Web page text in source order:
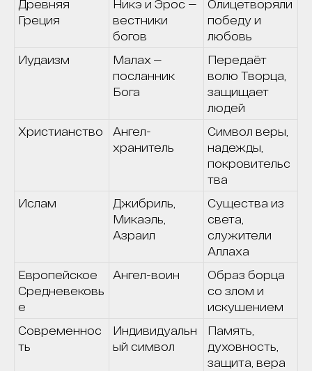
Древняя
Греция
Никэ и Эрос —
вестники
богов
Олицетворяли
победу и
любовь
Иудаизм
Малах —
посланник
Бога
Передаёт
волю Творца,
защищает
людей
Христианство
Ангел-
хранитель
Символ веры,
надежды,
покровительс
тва
Ислам
Джибриль,
Микаэль,
Азраил
Существа из
света,
служители
Аллаха
Европейское
Средневековь
е
Ангел-воин
Образ борца
со злом и
искушением
Современнос
ть
Индивидуальн
ый символ
Память,
духовность,
защита, вера